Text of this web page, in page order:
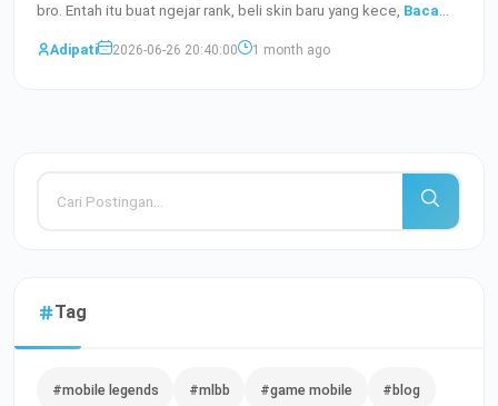
bro. Entah itu buat ngejar rank, beli skin baru yang kece, Baca
Adipati
2026-06-26 20:40:00 1 month ago
Tag
#mobile legends #mlbb #game mobile #blog